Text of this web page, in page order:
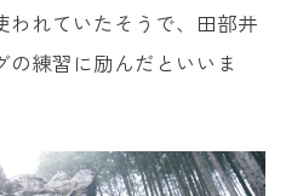
われていたそうで、田部井
練習に励んだといいま